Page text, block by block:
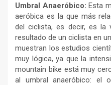
Umbral Anaeróbico:Esta
aeróbica es la que más
del ciclista, es decir, es la
resultado de un ciclista en
muestran los estudios
muy lógica, ya que la
mountain bike está muy
al umbral anaeróbico: el